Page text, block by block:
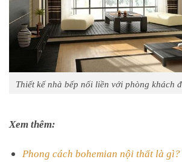
Thiết kế nhà bếp nối liền với phòng khách
Xem thêm:
Phong cách bohemian nội thất là